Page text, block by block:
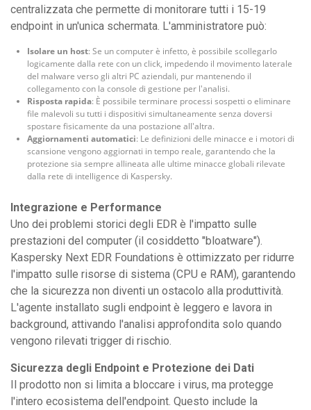
centralizzata che permette di monitorare tutti i 15-19
endpoint in un'unica schermata. L'amministratore può:
Isolare un host: Se un computer è infetto, è possibile scollegarlo
logicamente dalla rete con un click, impedendo il movimento laterale
del malware verso gli altri PC aziendali, pur mantenendo il
collegamento con la console di gestione per l'analisi.
Risposta rapida: È possibile terminare processi sospetti o eliminare
file malevoli su tutti i dispositivi simultaneamente senza doversi
spostare fisicamente da una postazione all'altra.
Aggiornamenti automatici: Le definizioni delle minacce e i motori di
scansione vengono aggiornati in tempo reale, garantendo che la
protezione sia sempre allineata alle ultime minacce globali rilevate
dalla rete di intelligence di Kaspersky.
Integrazione e Performance
Uno dei problemi storici degli EDR è l'impatto sulle
prestazioni del computer (il cosiddetto "bloatware").
Kaspersky Next EDR Foundations è ottimizzato per ridurre
l'impatto sulle risorse di sistema (CPU e RAM), garantendo
che la sicurezza non diventi un ostacolo alla produttività.
L'agente installato sugli endpoint è leggero e lavora in
background, attivando l'analisi approfondita solo quando
vengono rilevati trigger di rischio.
Sicurezza degli Endpoint e Protezione dei Dati
Il prodotto non si limita a bloccare i virus, ma protegge
l'intero ecosistema dell'endpoint. Questo include la